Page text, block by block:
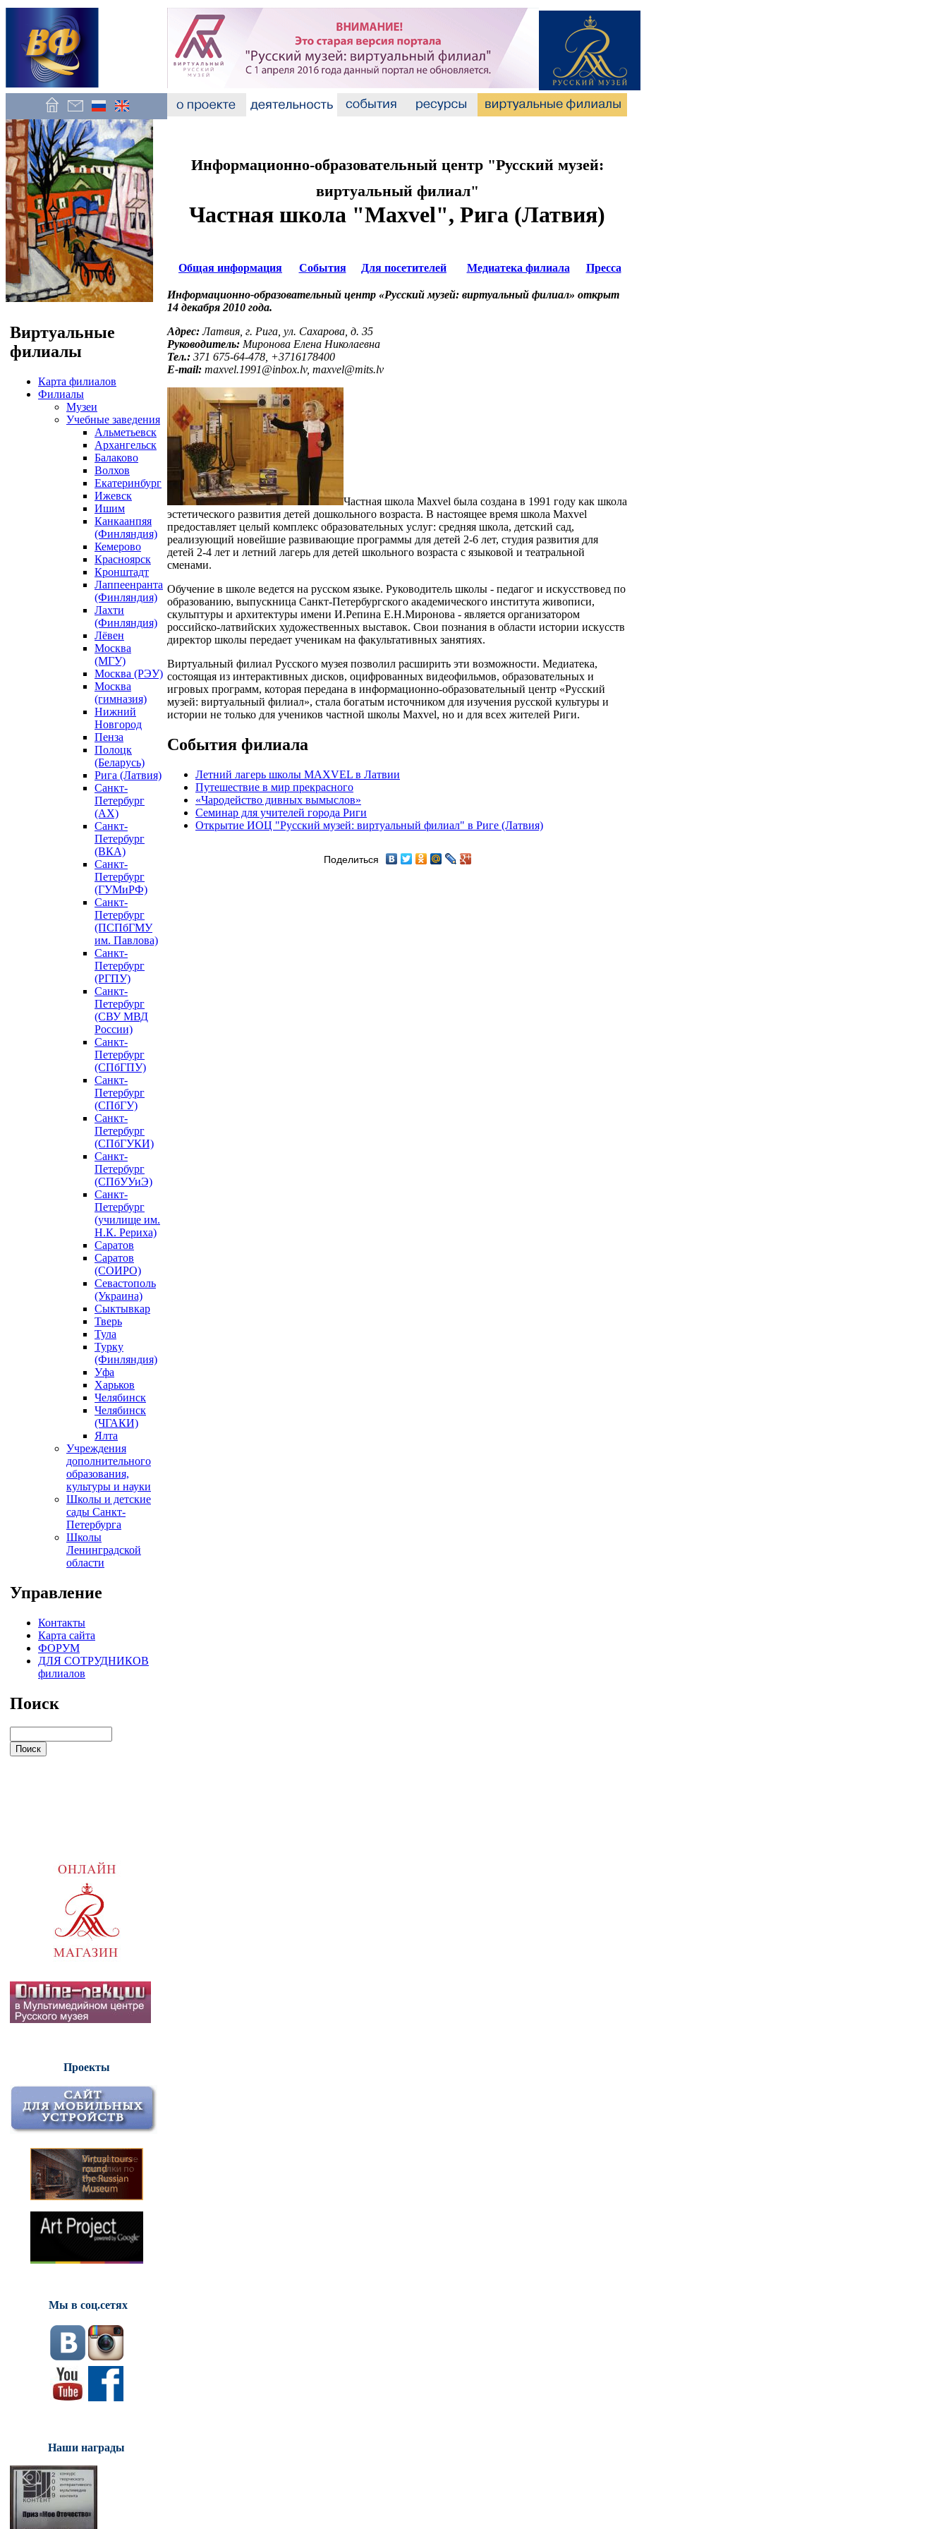
Виртуальные
филиалы
Карта филиалов
Филиалы
Музеи
Учебные заведения
Альметьевск
Архангельск
Балаково
Волхов
Екатеринбург
Ижевск
Ишим
Канкаанпяя
(Финляндия)
Кемерово
Красноярск
Кронштадт
Лаппеенранта
(Финляндия)
Лахти
(Финляндия)
Лёвен
Москва
(МГУ)
Москва (РЭУ)
Москва
(гимназия)
Нижний
Новгород
Пенза
Полоцк
(Беларусь)
Рига (Латвия)
Санкт-
Петербург
(АХ)
Санкт-
Петербург
(ВКА)
Санкт-
Петербург
(ГУМиРФ)
Санкт-
Петербург
(ПСПбГМУ
им. Павлова)
Санкт-
Петербург
(РГПУ)
Санкт-
Петербург
(СВУ МВД
России)
Санкт-
Петербург
(СПбГПУ)
Санкт-
Петербург
(СПбГУ)
Санкт-
Петербург
(СПбГУКИ)
Санкт-
Петербург
(СПбУУиЭ)
Санкт-
Петербург
(училище им.
Н.К. Рериха)
Саратов
Саратов
(СОИРО)
Севастополь
(Украина)
Сыктывкар
Тверь
Тула
Турку
(Финляндия)
Уфа
Харьков
Челябинск
Челябинск
(ЧГАКИ)
Ялта
Учреждения
дополнительного
образования,
культуры и науки
Школы и детские
сады Санкт-
Петербурга
Школы
Ленинградской
области
Управление
Контакты
Карта сайта
ФОРУМ
ДЛЯ СОТРУДНИКОВ
филиалов
Поиск
Проекты
Мы в соц.сетях
Наши награды
Информационно-образовательный центр "Русский музей:
виртуальный филиал"
Частная школа "Maxvel", Рига (Латвия)
Общая информация События Для посетителей Медиатека филиала Пресса
Информационно-образовательный центр «Русский музей: виртуальный филиал» открыт
14 декабря 2010 года.
Адрес:Латвия, г. Рига, ул. Сахарова, д. 35
Руководитель: Миронова Елена Николаевна
Тел.: 371 675-64-478, +3716178400
E-mail: maxvel.1991@inbox.lv, maxvel@mits.lv
Частная школа Maxvel была создана в 1991 году как школа
эстетического развития детей дошкольного возраста. В настоящее время школа Maxvel
предоставляет целый комплекс образовательных услуг: средняя школа, детский сад,
реализующий новейшие развивающие программы для детей 2-6 лет, студия развития для
детей 2-4 лет и летний лагерь для детей школьного возраста с языковой и театральной
сменами.
Обучение в школе ведется на русском языке. Руководитель школы - педагог и искусствовед по
образованию, выпускница Санкт-Петербургского академического института живописи,
скульптуры и архитектуры имени И.Репина Е.Н.Миронова - является организатором
российско-латвийских художественных выставок. Свои познания в области истории искусств
директор школы передает ученикам на факультативных занятиях.
Виртуальный филиал Русского музея позволил расширить эти возможности. Медиатека,
состоящая из интерактивных дисков, оцифрованных видеофильмов, образовательных и
игровых программ, которая передана в информационно-образовательный центр «Русский
музей: виртуальный филиал», стала богатым источником для изучения русской культуры и
истории не только для учеников частной школы Maxvel, но и для всех жителей Риги.
События филиала
Летний лагерь школы MAXVEL в Латвии
Путешествие в мир прекрасного
«Чародейство дивных вымыслов»
Семинар для учителей города Риги
Открытие ИОЦ "Русский музей: виртуальный филиал" в Риге (Латвия)
Поделиться